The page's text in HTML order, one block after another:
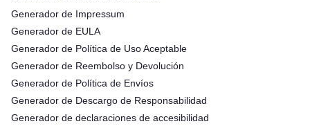
Generador de Impressum
Generador de EULA
Generador de Política de Uso Aceptable
Generador de Reembolso y Devolución
Generador de Política de Envíos
Generador de Descargo de Responsabilidad
Generador de declaraciones de accesibilidad